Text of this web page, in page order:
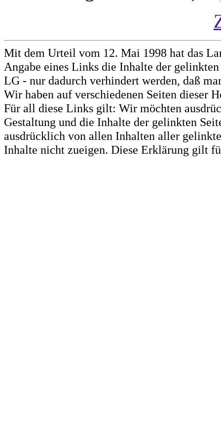
Mit dem Urteil vom 12. Mai 1998 hat das
Angabe eines Links die Inhalte der
LG - nur dadurch verhindert werden, daß
Wir haben auf verschiedenen Seiten dieser
Für all diese Links gilt: Wir möchten
Gestaltung und die Inhalte der gelinkten
ausdrücklich von allen Inhalten aller
Inhalte nicht zueigen. Diese Erklärung gilt